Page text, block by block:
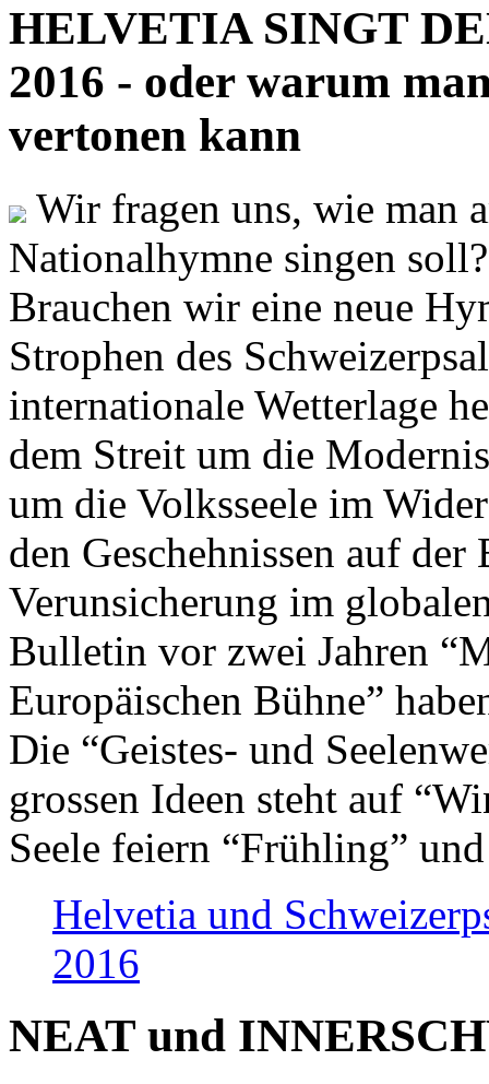
HELVETIA SINGT
2016 - oder warum
vertonen kann
Wir fragen uns, wie man
Nationalhymne singen
Brauchen wir eine neue
Strophen des
internationale Wetterlage
dem Streit um die
um die Volksseele im
den Geschehnissen auf
Verunsicherung im
Bulletin vor zwei Jahren
Europäischen Bühne”
Die “Geistes- und
grossen Ideen steht auf
Seele feiern “Frühling”
Helvetia und
2016
NEAT und